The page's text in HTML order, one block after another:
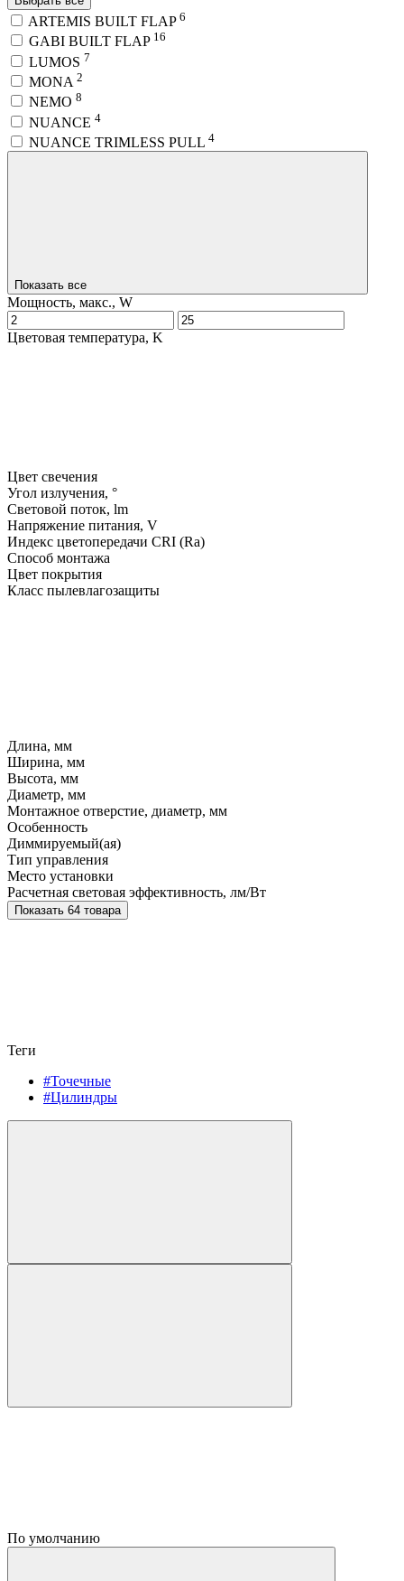
ARTEMIS BUILT FLAP 6
GABI BUILT FLAP 16
LUMOS 7
MONA 2
NEMO 8
NUANCE 4
NUANCE TRIMLESS PULL 4
Показать все
Мощность, макс., W
Цветовая температура, K
Цвет свечения
Угол излучения, °
Световой поток, lm
Напряжение питания, V
Индекс цветопередачи CRI (Ra)
Способ монтажа
Цвет покрытия
Класс пылевлагозащиты
Длина, мм
Ширина, мм
Высота, мм
Диаметр, мм
Монтажное отверстие, диаметр, мм
Особенность
Диммируемый(ая)
Тип управления
Место установки
Расчетная световая эффективность, лм/Вт
Показать 64 товара
Теги
#Точечные
#Цилиндры
По умолчанию